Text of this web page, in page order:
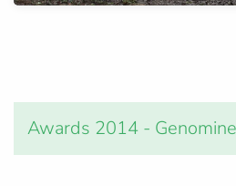
Awards 2014 -